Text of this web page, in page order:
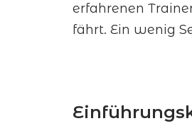
erfahrenen
fährt. Ein wenig